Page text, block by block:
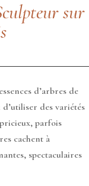
sur
d’arbres de
des variétés
parfois
cachent à
spectaculaires